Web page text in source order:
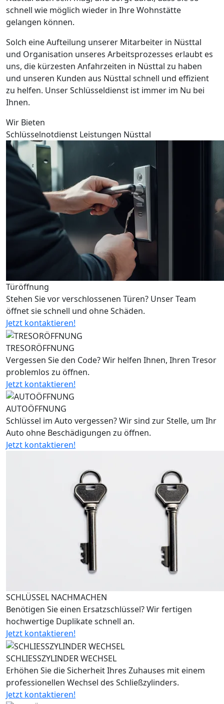
schnell wie möglich wieder in Ihre Wohnstätte
gelangen können.
Solch eine Aufteilung unserer Mitarbeiter in Nüsttal
und Organisation unseres Arbeitsprozesses erlaubt es
uns, die kürzesten Anfahrzeiten in Nüsttal zu haben
und unseren Kunden aus Nüsttal schnell und effizient
zu helfen. Unser Schlüsseldienst ist immer im Nu bei
Ihnen.
Wir Bieten
Schlüsselnotdienst Leistungen Nüsttal
Türöffnung
Stehen Sie vor verschlossenen Türen? Unser Team
öffnet sie schnell und ohne Schäden.
Jetzt kontaktieren!
TRESORÖFFNUNG
Vergessen Sie den Code? Wir helfen Ihnen, Ihren Tresor
problemlos zu öffnen.
Jetzt kontaktieren!
AUTOÖFFNUNG
Schlüssel im Auto vergessen? Wir sind zur Stelle, um Ihr
Auto ohne Beschädigungen zu öffnen.
Jetzt kontaktieren!
SCHLÜSSEL NACHMACHEN
Benötigen Sie einen Ersatzschlüssel? Wir fertigen
hochwertige Duplikate schnell an.
Jetzt kontaktieren!
SCHLIESSZYLINDER WECHSEL
Erhöhen Sie die Sicherheit Ihres Zuhauses mit einem
professionellen Wechsel des Schließzylinders.
Jetzt kontaktieren!